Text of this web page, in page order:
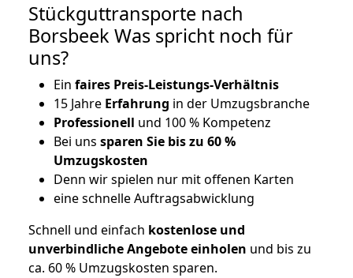
Stückguttransporte nach
Borsbeek Was spricht noch für
uns?
Ein faires Preis-Leistungs-Verhältnis
15 Jahre Erfahrung in der Umzugsbranche
Professionell und 100 % Kompetenz
Bei uns sparen Sie bis zu 60 %
Umzugskosten
Denn wir spielen nur mit offenen Karten
eine schnelle Auftragsabwicklung
Schnell und einfach kostenlose und
unverbindliche Angebote einholen und bis zu
ca. 60 % Umzugskosten sparen.